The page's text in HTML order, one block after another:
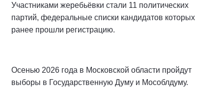
Участниками жеребьёвки стали 11 политических
партий, федеральные списки кандидатов которых
ранее прошли регистрацию.
Осенью 2026 года в Московской области пройдут
выборы в Государственную Думу и Мособлдуму.